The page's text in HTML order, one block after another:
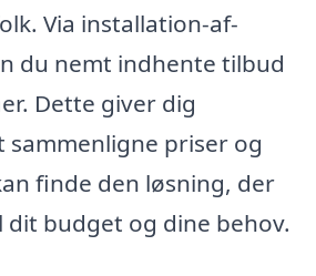
Via installation-af-
du nemt indhente tilbud
Dette giver dig
priser og
finde den løsning, der
dit budget og dine behov.